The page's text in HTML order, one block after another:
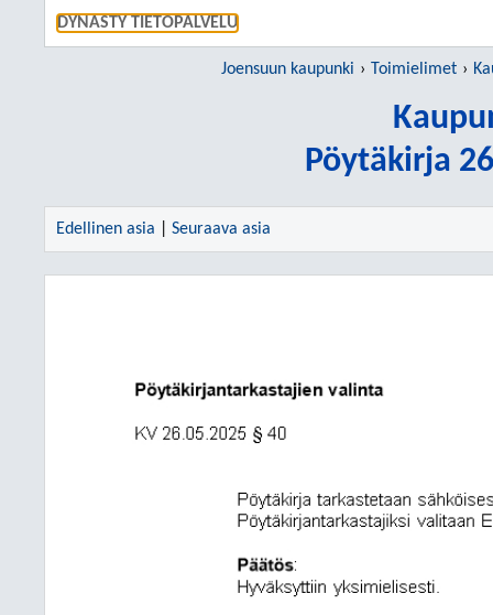
DYNASTY TIETOPALVELU
Joensuun kaupunki Toimielimet
Pöytäkirja
Edellinen asia Seuraava asia